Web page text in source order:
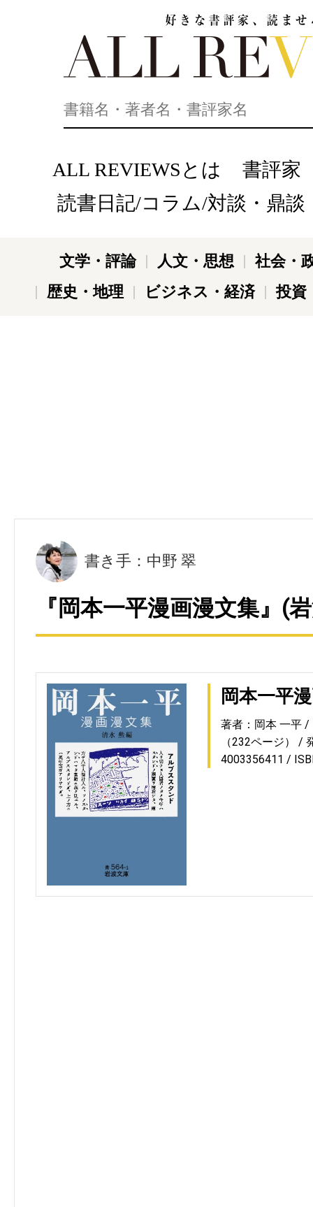
ALL REVIEWSとは
書評家
読書日記/コラム/対談・鼎談
文学・評論 人文・思想
社会・
歴史・地理
ビジネス・経済 投資
書き手：中野 翠
『岡本一平漫画漫文集』(
岡本一平
著者：岡本 一平
（232ページ）
4003356411